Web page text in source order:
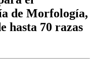
de Morfología,
hasta 70 razas